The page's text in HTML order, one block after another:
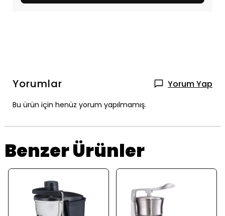
Yorumlar Yorum Yap
Bu ürün için henüz yorum yapılmamış.
Benzer Ürünler